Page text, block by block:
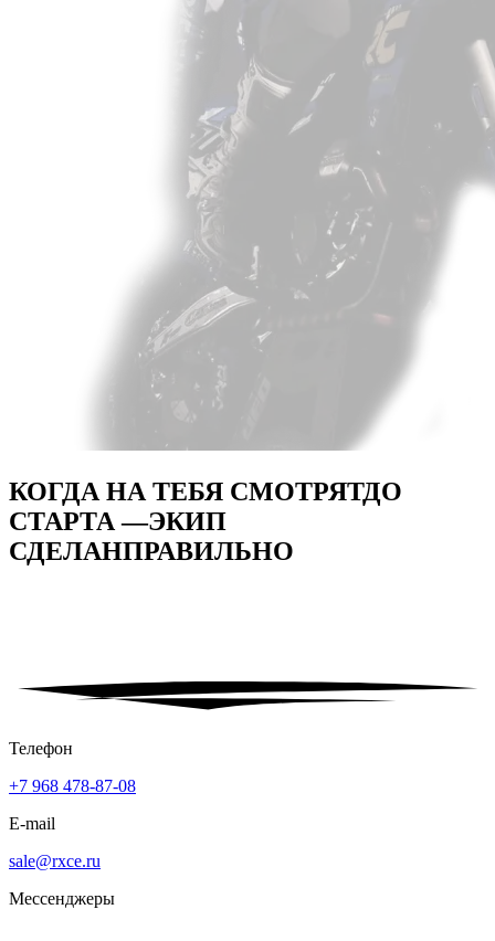
КОГДА НА ТЕБЯ СМОТРЯТДО
СТАРТА —ЭКИП
СДЕЛАНПРАВИЛЬНО
Телефон
+7 968 478-87-08
E-mail
sale@rxce.ru
Мессенджеры